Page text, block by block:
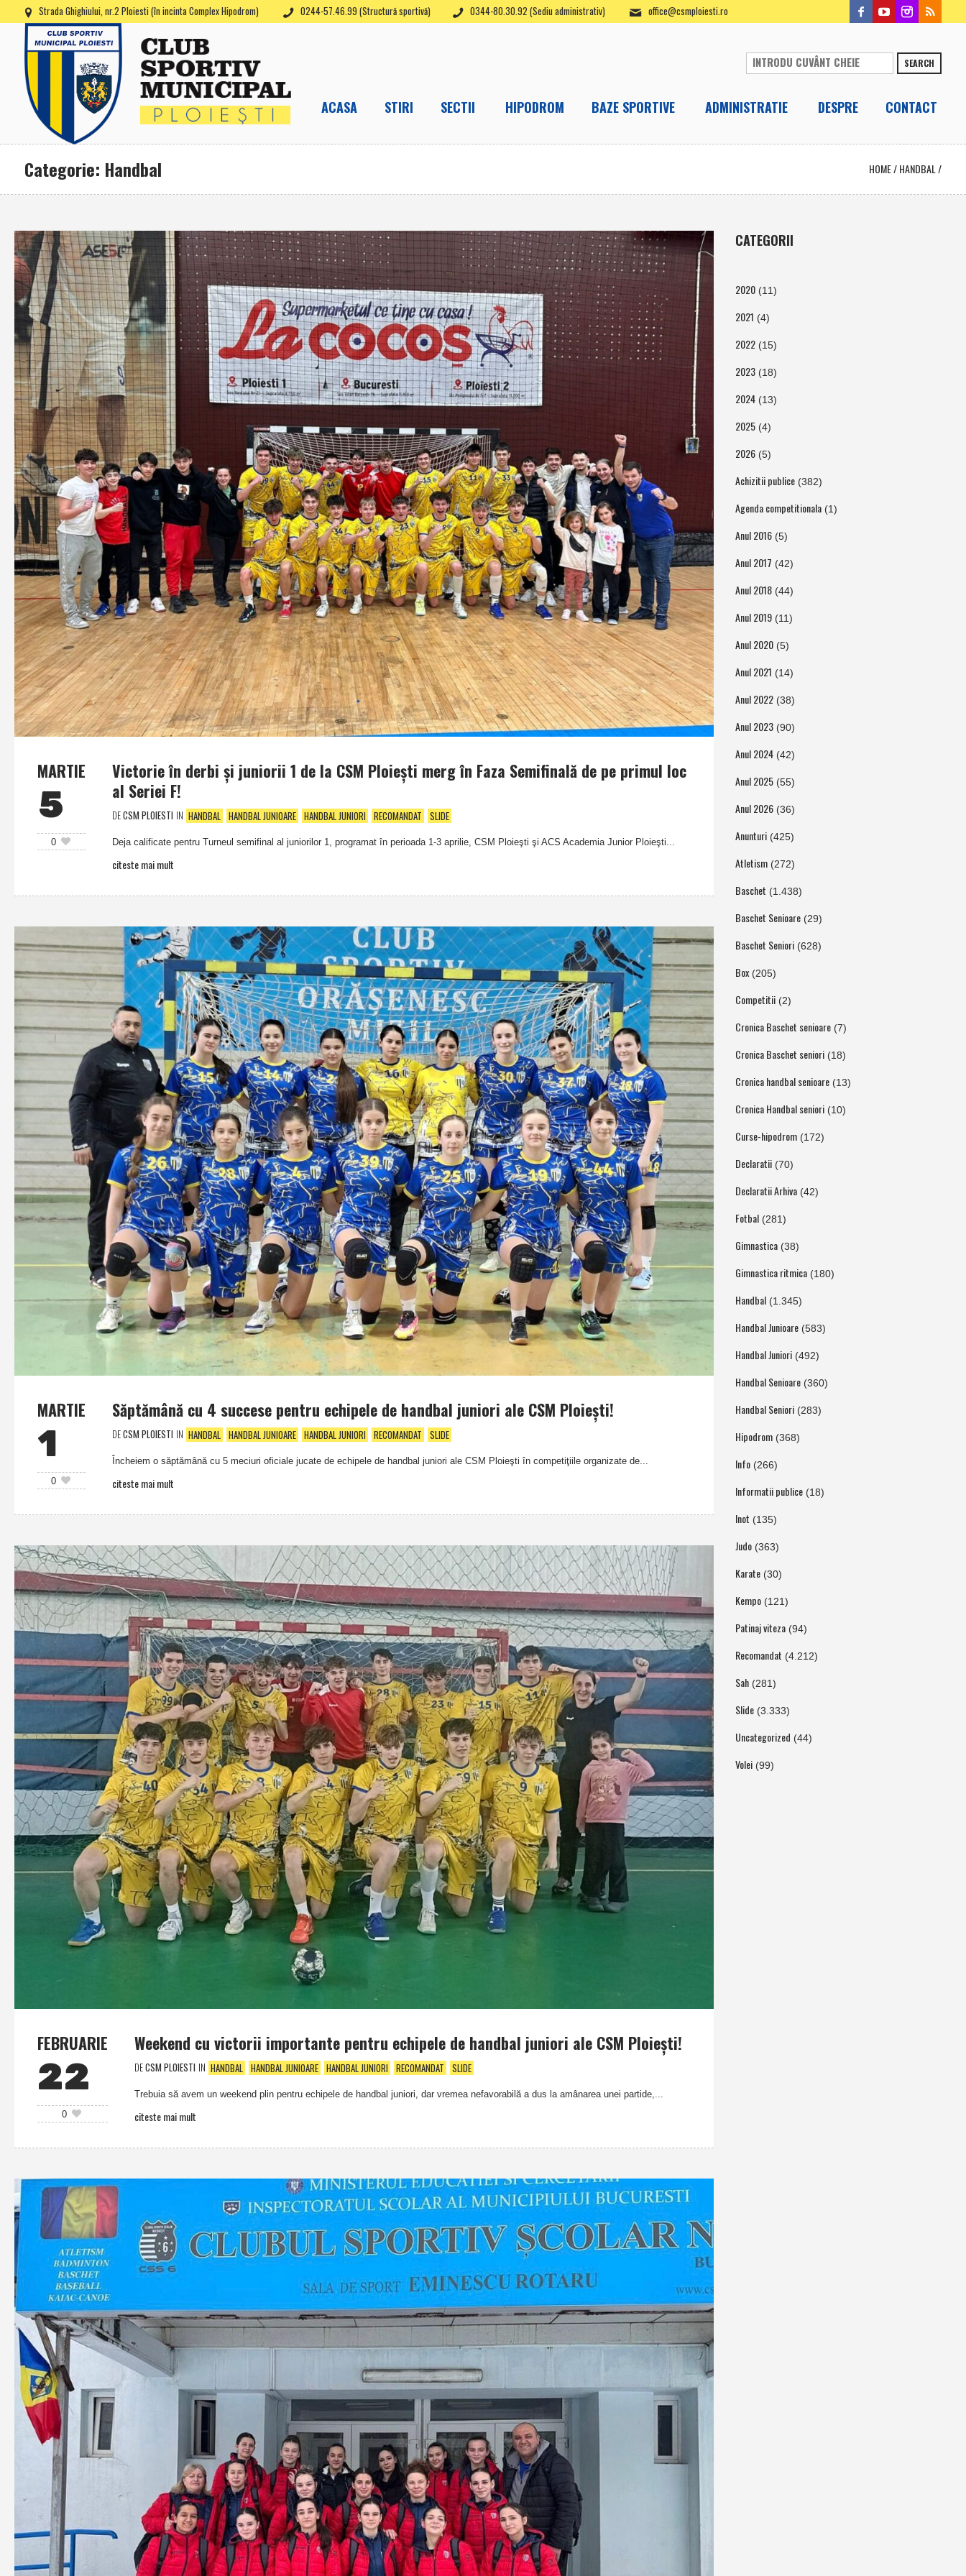
Strada Ghighiului, nr.2 Ploiesti (în incinta Complex Hipodrom) 0244-57.46.99 (Structură sportivă) 0344-80.30.92 (Sediu administrativ) office@csmploiesti.ro
SEARCH
ACASA STIRI SECTII HIPODROM BAZE SPORTIVE ADMINISTRATIE DESPRE CONTACT
Categorie: Handbal HOME/HANDBAL /
MARTIE
5
0
Victorie în derbi şi juniorii 1 de la CSM Ploieşti merg în Faza Semifinală de pe primul loc
al Seriei F!
DECSM PLOIESTI IN HANDBAL HANDBAL JUNIOARE HANDBAL JUNIORI RECOMANDAT SLIDE
Deja calificate pentru Turneul semifinal al juniorilor 1, programat în perioada 1-3 aprilie, CSM Ploieşti şi ACS Academia Junior Ploieşti...
citeste mai mult
MARTIE
1
0
Săptămână cu 4 succese pentru echipele de handbal juniori ale CSM Ploieşti!
DECSM PLOIESTI IN HANDBAL HANDBAL JUNIOARE HANDBAL JUNIORI RECOMANDAT SLIDE
Încheiem o săptămână cu 5 meciuri oficiale jucate de echipele de handbal juniori ale CSM Ploieşti în competiţiile organizate de...
citeste mai mult
FEBRUARIE
22
0
Weekend cu victorii importante pentru echipele de handbal juniori ale CSM Ploieşti!
DECSM PLOIESTI IN HANDBAL HANDBAL JUNIOARE HANDBAL JUNIORI RECOMANDAT SLIDE
Trebuia să avem un weekend plin pentru echipele de handbal juniori, dar vremea nefavorabilă a dus la amânarea unei partide,...
citeste mai mult
CATEGORII
2020(11)
2021 (4)
2022(15)
2023(18)
2024(13)
2025(4)
2026(5)
Achizitii publice(382)
Agenda competitionala(1)
Anul 2016(5)
Anul 2017 (42)
Anul 2018(44)
Anul 2019(11)
Anul 2020(5)
Anul 2021 (14)
Anul 2022(38)
Anul 2023(90)
Anul 2024(42)
Anul 2025(55)
Anul 2026(36)
Anunturi(425)
Atletism(272)
Baschet (1.438)
Baschet Senioare(29)
Baschet Seniori(628)
Box(205)
Competitii(2)
Cronica Baschet senioare(7)
Cronica Baschet seniori(18)
Cronica handbal senioare(13)
Cronica Handbal seniori(10)
Curse-hipodrom(172)
Declaratii(70)
Declaratii Arhiva(42)
Fotbal (281)
Gimnastica(38)
Gimnastica ritmica(180)
Handbal (1.345)
Handbal Junioare(583)
Handbal Juniori(492)
Handbal Senioare(360)
Handbal Seniori(283)
Hipodrom(368)
Info(266)
Informatii publice(18)
Inot (135)
Judo(363)
Karate(30)
Kempo(121)
Patinaj viteza(94)
Recomandat (4.212)
Sah(281)
Slide(3.333)
Uncategorized (44)
Volei(99)